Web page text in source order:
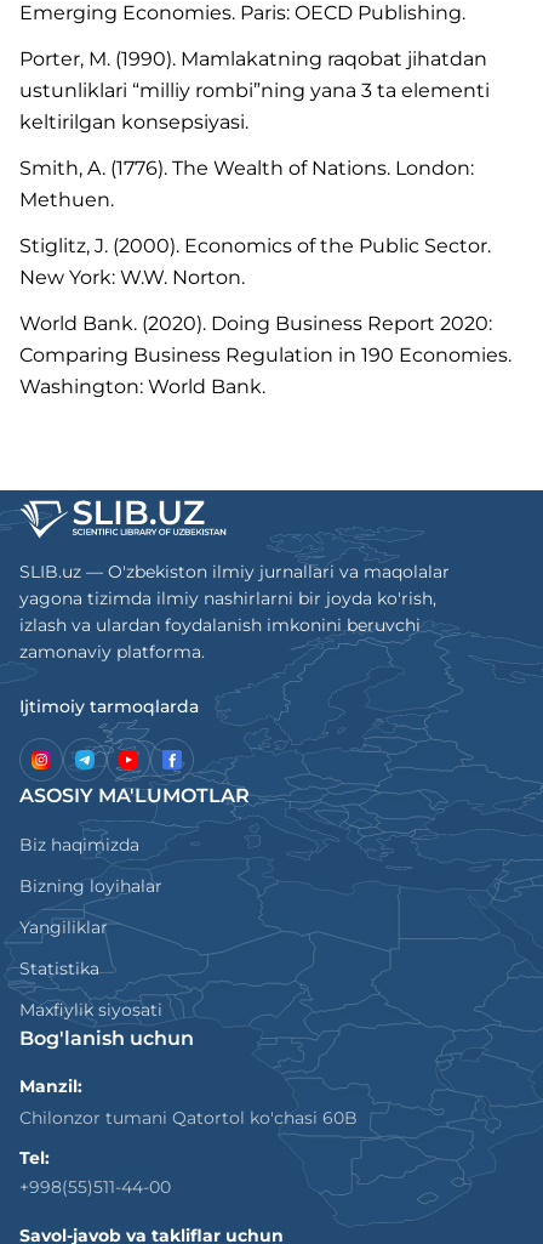
Emerging Economies. Paris: OECD Publishing.
Porter, M. (1990). Mamlakatning raqobat jihatdan
ustunliklari “milliy rombi”ning yana 3 ta elementi
keltirilgan konsepsiyasi.
Smith, A. (1776). The Wealth of Nations. London:
Methuen.
Stiglitz, J. (2000). Economics of the Public Sector.
New York: W.W. Norton.
World Bank. (2020). Doing Business Report 2020:
Comparing Business Regulation in 190 Economies.
Washington: World Bank.
SLIB.uz — O'zbekiston ilmiy jurnallari va maqolalar
yagona tizimda ilmiy nashirlarni bir joyda ko'rish,
izlash va ulardan foydalanish imkonini beruvchi
zamonaviy platforma.
Ijtimoiy tarmoqlarda
ASOSIY MA'LUMOTLAR
Biz haqimizda
Bizning loyihalar
Yangiliklar
Statistika
Maxfiylik siyosati
Bog'lanish uchun
Manzil:
Chilonzor tumani Qatortol ko'chasi 60B
Tel:
+998(55)511-44-00
Savol-javob va takliflar uchun